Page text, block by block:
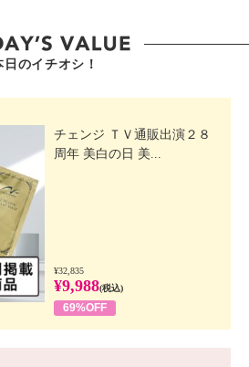
日のイチオシ！
チェンジ ＴＶ通販出演２８
周年 美白の日 美...
¥32,835
¥9,988(税込)
69%OFF